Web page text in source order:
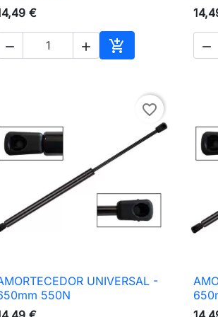
€
  
Adicionar ao

favorite_border
 Vista rápidaUNIVERSAL -
550N